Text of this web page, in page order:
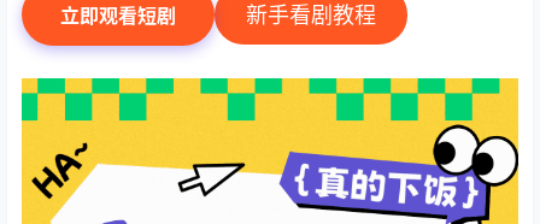
立即观看短剧 新手看剧教程